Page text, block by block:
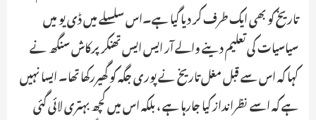
تاریخ کو بھی ایک طرف کر دیا گیا ہے۔اس سلسلے میں ڈی یو میں
سیاسیات کی تعلیم دینے والے آر ایس ایس تھنکر پرکاش سنگھ نے
کہا کہ اس سے قبل مغل تاریخ نے پوری جگہ کو گھیررکھا تھا۔ ایسا نہیں
ہے کہ اسے نظرانداز کیا جارہا ہے ، بلکہ اس میں کچھ بہتری لائی گئی